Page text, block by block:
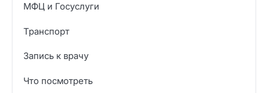
МФЦ и Госуслуги
Транспорт
Запись к врачу
Что посмотреть